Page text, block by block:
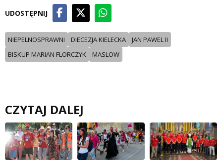
UDOSTĘPNIJ
NIEPELNOSPRAWNI DIECEZJA KIELECKA
JAN PAWEL II
BISKUP MARIAN FLORCZYK
MASLOW
CZYTAJ DALEJ